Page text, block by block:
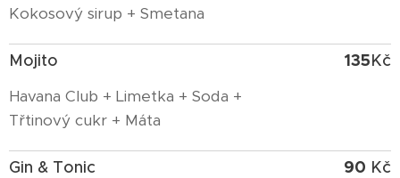
Kokosový sirup + Smetana
Mojito
Havana Club + Limetka + Soda +
Třtinový cukr + Máta
135Kč
Gin & Tonic
90 Kč